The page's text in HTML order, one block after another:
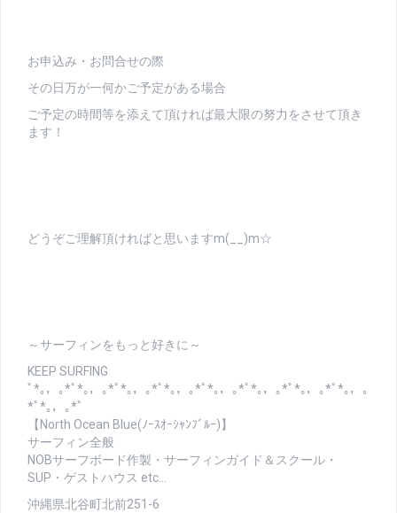
お申込み・お問合せの際
その日万が一何かご予定がある場合
ご予定の時間等を添えて頂ければ最大限の努力をさせて頂き
ます！
どうぞご理解頂ければと思いますm(__)m☆
～サーフィンをもっと好きに～
KEEP SURFING
ﾟ*｡，｡*ﾟ*｡，｡*ﾟ*｡，｡*ﾟ*｡，｡*ﾟ*｡，｡*ﾟ*｡，｡*ﾟ*｡，｡*ﾟ*｡，｡
*ﾟ*｡，｡*ﾟ
【North Ocean Blue(ﾉｰｽｵｰｼｬﾝﾌﾞﾙｰ)】
サーフィン全般
NOBサーフボード作製・サーフィンガイド＆スクール・
SUP・ゲストハウス etc…
沖縄県北谷町北前251-6